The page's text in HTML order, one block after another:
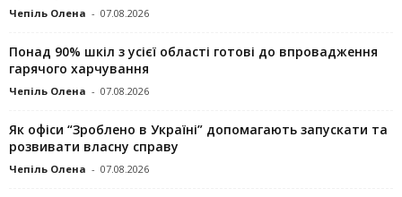
Чепіль Олена - 07.08.2026
Понад 90% шкіл з усієї області готові до впровадження
гарячого харчування
Чепіль Олена - 07.08.2026
Як офіси “Зроблено в Україні” допомагають запускaти та
розвивати власну справу
Чепіль Олена - 07.08.2026